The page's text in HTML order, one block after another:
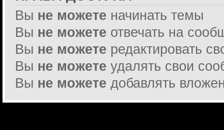
Вы не можете начинать темы
Вы не можете отвечать на
Вы не можете редактировать
Вы не можете удалять свои
Вы не можете добавлять